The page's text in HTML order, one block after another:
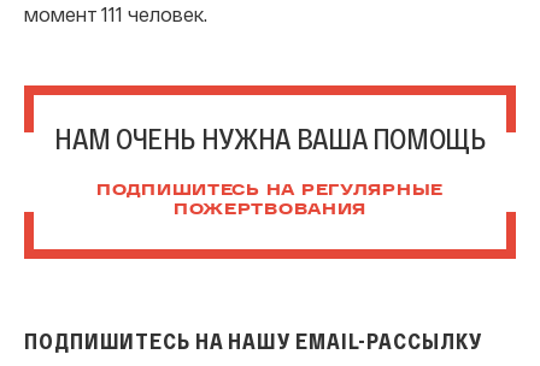
момент 111 человек.
НАМ ОЧЕНЬ НУЖНА ВАША ПОМОЩЬ
ПОДПИШИТЕСЬ НА РЕГУЛЯРНЫЕ
ПОЖЕРТВОВАНИЯ
ПОДПИШИТЕСЬ НА НАШУ EMAIL-РАССЫЛКУ